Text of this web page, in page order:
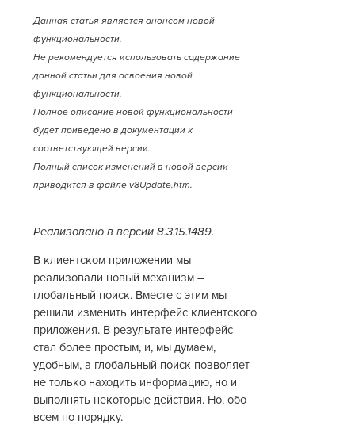
Данная статья является анонсом новой
функциональности.
Не рекомендуется использовать содержание
данной статьи для освоения новой
функциональности.
Полное описание новой функциональности
будет приведено в документации к
соответствующей версии.
Полный список изменений в новой версии
приводится в файле v8Update.htm.
Реализовано в версии 8.3.15.1489.
В клиентском приложении мы
реализовали новый механизм –
глобальный поиск. Вместе с этим мы
решили изменить интерфейс клиентского
приложения. В результате интерфейс
стал более простым, и, мы думаем,
удобным, а глобальный поиск позволяет
не только находить информацию, но и
выполнять некоторые действия. Но, обо
всем по порядку.